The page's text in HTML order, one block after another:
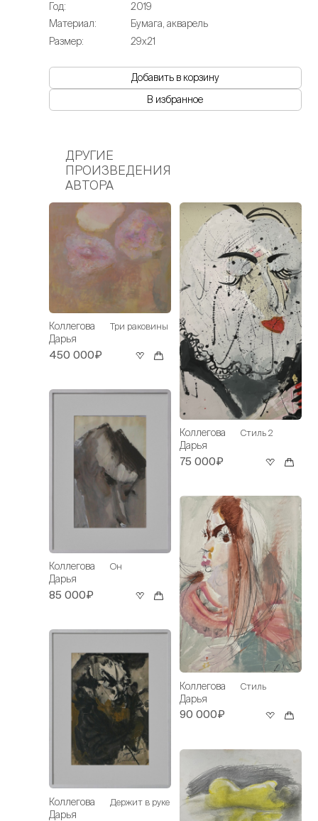
Год:
2019
Материал:
Бумага, акварель
Размер:
29х21
Добавить в корзину
В избранное
ДРУГИЕ
ПРОИЗВЕДЕНИЯ
АВТОРА
Коллегова
Дарья
Три раковины
450 000₽
Коллегова
Дарья
Он
85 000₽
Коллегова
Дарья
Держит в руке
Коллегова
Дарья
Стиль 2
75 000₽
Коллегова
Дарья
Стиль
90 000₽